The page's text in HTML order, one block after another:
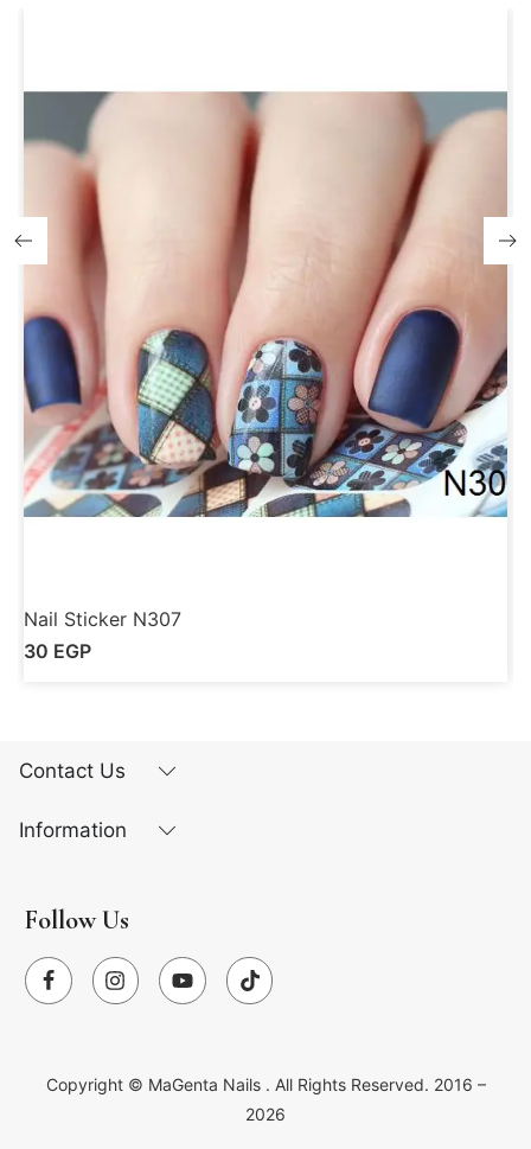
Nail Sticker N307
30 EGP
Contact Us
Information
Follow Us
Copyright © MaGenta Nails . All Rights Reserved. 2016 –
2026